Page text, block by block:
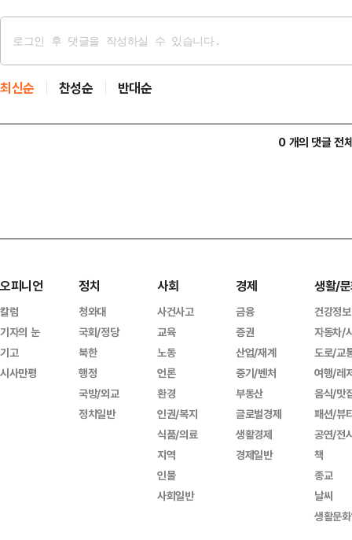
최신순 찬성순 반대순
0 개의 댓글 전
오피니언
칼럼
기자의 눈
기고
시사만평
정치
청와대
국회/정당
북한
행정
국방/외교
정치일반
사회
사건사고
교육
노동
언론
환경
인권/복지
식품/의료
지역
인물
사회일반
경제
금융
증권
산업/재계
중기/벤처
부동산
글로벌경제
생활경제
경제일반
생활/
건강정보
자동차/
도로/교
여행/레
음식/맛
패션/뷰
공연/전
책
종교
날씨
생활문